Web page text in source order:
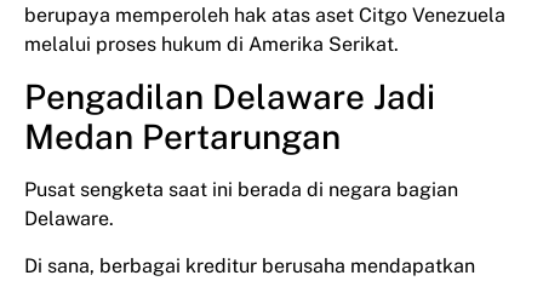
berupaya memperoleh hak atas aset Citgo Venezuela
melalui proses hukum di Amerika Serikat.
Pengadilan Delaware Jadi
Medan Pertarungan
Pusat sengketa saat ini berada di negara bagian
Delaware.
Di sana, berbagai kreditur berusaha mendapatkan